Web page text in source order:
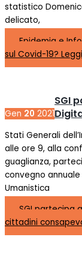
statistico
delicato,
Epidemia e
sul Covid-19?
Gen 20 2021
SGI
Stati Generali
alle ore 9, alla
guaglianza,
convegno annuale
Umanistica
SGI partecipa
cittadini